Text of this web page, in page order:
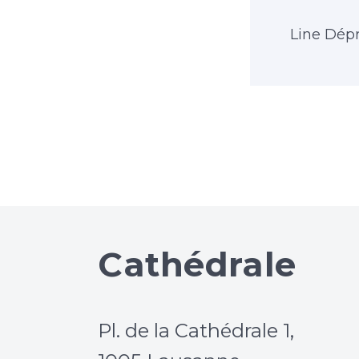
Line
Cathédrale
Pl. de la Cathédrale 1,